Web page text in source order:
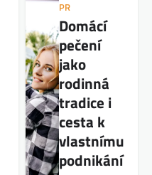
PR
Domácí
pečení
jako
rodinná
tradice i
cesta k
vlastnímu
podnikání